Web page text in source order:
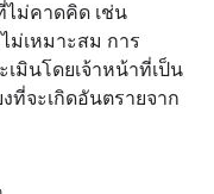
ไม่คาดคิด เช่น
ม่เหมาะสม การ
มินโดยเจ้าหน้าที่เป็น
ที่จะเกิดอันตรายจาก